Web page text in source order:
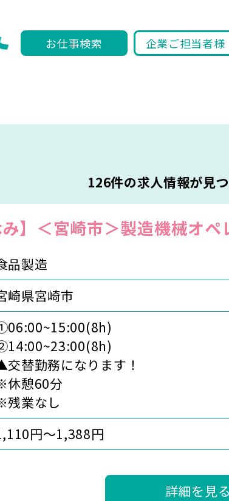
お仕事検索 企業ご担当者様
126件の求人情報が見つ
み】＜宮崎市＞製造機械オペ
品製造
崎県宮崎市
替勤務になります！
休憩60分
残業なし
円～1,388円
詳細を見る